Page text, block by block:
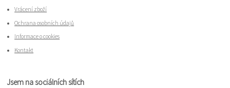
Vrácení zboží
Ochrana osobních údajů
Informace o cookies
Kontakt
Jsem na sociálních sítích